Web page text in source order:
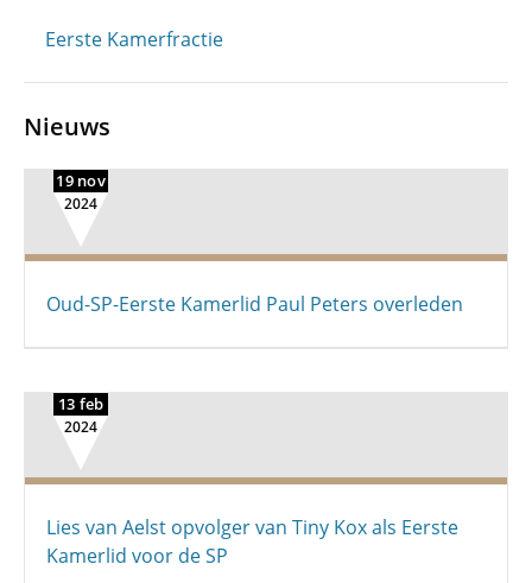
Eerste Kamerfractie
Nieuws
19 nov
2024
Oud-SP-Eerste Kamerlid Paul Peters overleden
13 feb
2024
Lies van Aelst opvolger van Tiny Kox als Eerste
Kamerlid voor de SP